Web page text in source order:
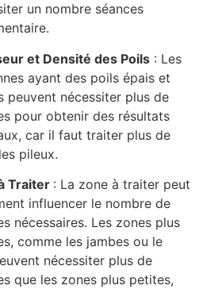
un nombre séances
et Densité des Poils : Les
ayant des poils épais et
peuvent nécessiter plus de
pour obtenir des résultats
car il faut traiter plus de
pileux.
Traiter : La zone à traiter peut
influencer le nombre de
nécessaires. Les zones plus
comme les jambes ou le
nécessiter plus de
que les zones plus petites,